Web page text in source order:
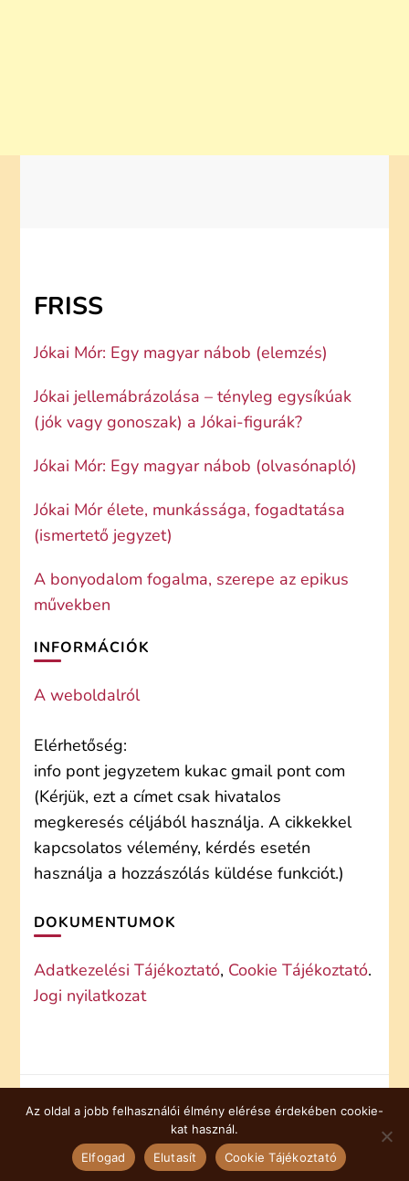
FRISS
Jókai Mór: Egy magyar nábob (elemzés)
Jókai jellemábrázolása – tényleg egysíkúak
(jók vagy gonoszak) a Jókai-figurák?
Jókai Mór: Egy magyar nábob (olvasónapló)
Jókai Mór élete, munkássága, fogadtatása
(ismertető jegyzet)
A bonyodalom fogalma, szerepe az epikus
művekben
INFORMÁCIÓK
A weboldalról
Elérhetőség:
info pont jegyzetem kukac gmail pont com
(Kérjük, ezt a címet csak hivatalos
megkeresés céljából használja. A cikkekkel
kapcsolatos vélemény, kérdés esetén
használja a hozzászólás küldése funkciót.)
DOKUMENTUMOK
Adatkezelési Tájékoztató, Cookie Tájékoztató.
Jogi nyilatkozat
© Copyright 2026jegyzetem. Minden jog fenntartva.
COOKIE TÁJÉKOZTATÓ
Az oldal a jobb felhasználói élmény elérése érdekében cookie-
kat használ.
Elfogad
Elutasít Cookie Tájékoztató